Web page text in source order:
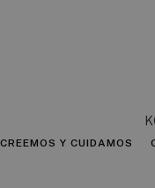
CREEMOS Y CUIDAMOS